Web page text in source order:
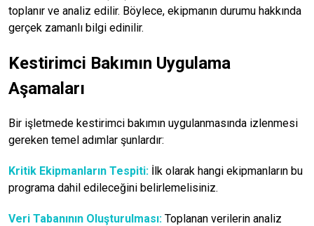
toplanır ve analiz edilir. Böylece, ekipmanın durumu hakkında
gerçek zamanlı bilgi edinilir.
Kestirimci Bakımın Uygulama
Aşamaları
Bir işletmede kestirimci bakımın uygulanmasında izlenmesi
gereken temel adımlar şunlardır:
Kritik Ekipmanların Tespiti: İlk olarak hangi ekipmanların bu
programa dahil edileceğini belirlemelisiniz.
Veri Tabanının Oluşturulması: Toplanan verilerin analiz